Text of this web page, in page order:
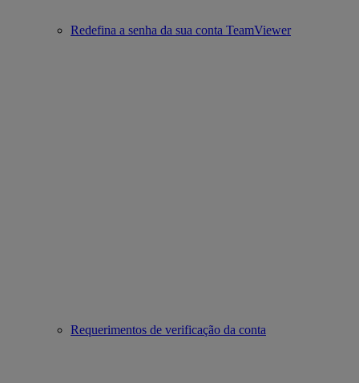
Redefina a senha da sua conta TeamViewer
Requerimentos de verificação da conta